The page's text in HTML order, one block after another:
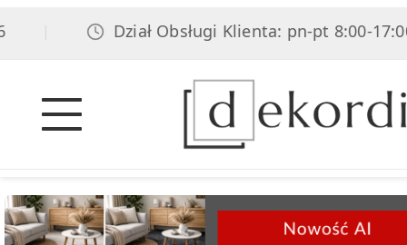
Dział Obsługi Klienta: pn-pt 8:00-17:00,